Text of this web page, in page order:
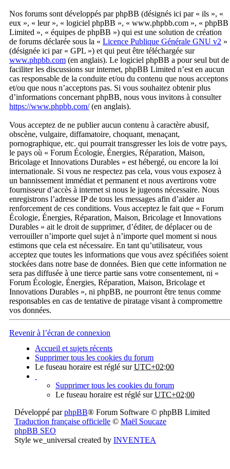
Nos forums sont développés par phpBB (désignés ici par « ils », «
eux », « leur », « logiciel phpBB », « www.phpbb.com », « phpBB
Limited », « équipes de phpBB ») qui est une solution de création
de forums déclarée sous la « Licence Publique Générale GNU v2 »
(désignée ici par « GPL ») et qui peut être téléchargée sur
www.phpbb.com (en anglais). Le logiciel phpBB a pour seul but de
faciliter les discussions sur internet, phpBB Limited n’est en aucun
cas responsable de la conduite et/ou du contenu que nous acceptons
et/ou que nous n’acceptons pas. Si vous souhaitez obtenir plus
d’informations concernant phpBB, nous vous invitons à consulter
https://www.phpbb.com/(en anglais).
Vous acceptez de ne publier aucun contenu à caractère abusif,
obscène, vulgaire, diffamatoire, choquant, menaçant,
pornographique, etc. qui pourrait transgresser les lois de votre pays,
le pays où « Forum Écologie, Énergies, Réparation, Maison,
Bricolage et Innovations Durables » est hébergé, ou encore la loi
internationale. Si vous ne respectez pas cela, vous vous exposez à
un bannissement immédiat et permanent et nous avertirons votre
fournisseur d’accès à internet si nous le jugeons nécessaire. Nous
enregistrons l’adresse IP de tous les messages afin d’aider au
renforcement de ces conditions. Vous acceptez le fait que « Forum
Écologie, Énergies, Réparation, Maison, Bricolage et Innovations
Durables » ait le droit de supprimer, d’éditer, de déplacer ou de
verrouiller n’importe quel sujet à n’importe quel moment si nous
estimons que cela est nécessaire. En tant qu’utilisateur, vous
acceptez que toutes les informations que vous avez spécifiées soient
stockées dans notre base de données. Bien que cette information ne
sera pas diffusée à une tierce partie sans votre consentement, ni «
Forum Écologie, Énergies, Réparation, Maison, Bricolage et
Innovations Durables », ni phpBB, ne pourront être tenus comme
responsables en cas de tentative de piratage visant à compromettre
vos données.
Revenir à l’écran de connexion
Accueil et sujets récents
Supprimer tous les cookies du forum
Le fuseau horaire est réglé surUTC+02:00
Supprimer tous les cookies du forum
Le fuseau horaire est réglé surUTC+02:00
Développé parphpBB® Forum Software © phpBB Limited
Traduction française officielle © Maël Soucaze
phpBB SEO
Style we_universal created by INVENTEA